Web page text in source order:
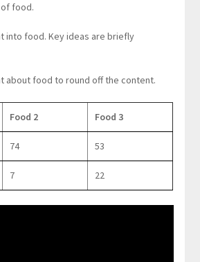
food.
into food. Key ideas are briefly
about food to round off the content.
Food 2 Food 3
74 53
7 22